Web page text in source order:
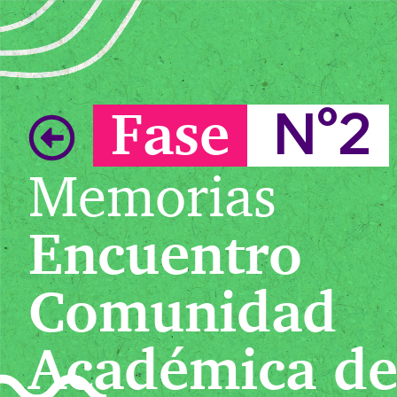
Fase N°2
Memorias
Encuentro
Comunidad
Académica de